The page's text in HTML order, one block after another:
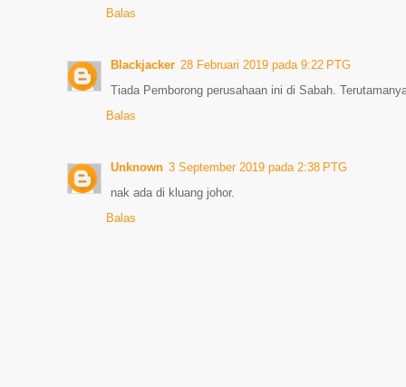
Balas
Blackjacker 28 Februari 2019 pada 9:22 PTG
Tiada Pemborong perusahaan ini di Sabah.
Balas
Unknown 3 September 2019 pada 2:38 PTG
nak ada di kluang johor.
Balas